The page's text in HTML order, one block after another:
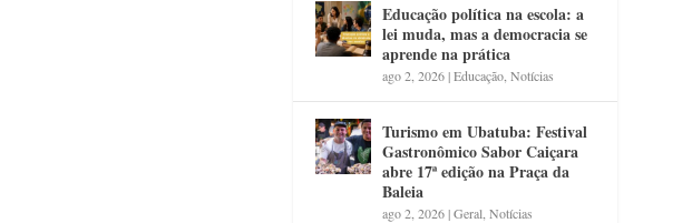
Educação política na escola: a
lei muda, mas a democracia se
aprende na prática
ago 2, 2026|Educação ,Notícias
Turismo em Ubatuba: Festival
Gastronômico Sabor Caiçara
abre 17ª edição na Praça da
Baleia
ago 2, 2026|Geral ,Notícias